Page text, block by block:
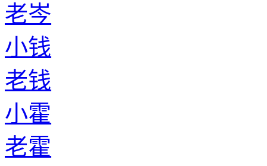
老岑
小钱
老钱
小霍
老霍